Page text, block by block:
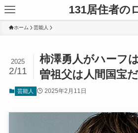
131居住者の
ホーム 芸能人
柿澤勇人がハーフ
曽祖父は人間国宝
2025
2/11
芸能人 2025年2月11日